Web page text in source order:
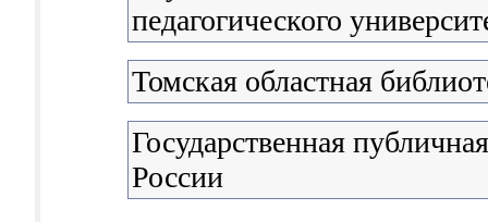
педагогического
Томская областная
Государственная
России